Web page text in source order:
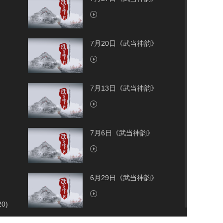
7月20日《武当神韵》
7月13日《武当神韵》
7月6日《武当神韵》
6月29日《武当神韵》